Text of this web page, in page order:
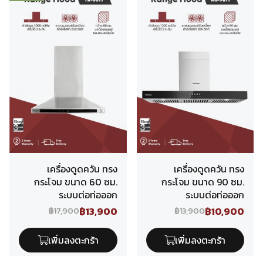
เครื่องดูดควัน ทรง
กระโจม ขนาด 60 ซม.
ระบบต่อท่อออก
฿17,900฿13,900
เพิ่มลงตะกร้า
เครื่องดูดควัน ทรง
กระโจม ขนาด 90 ซม.
ระบบต่อท่อออก
฿13,900฿10,900
เพิ่มลงตะกร้า